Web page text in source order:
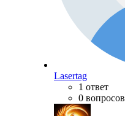
Lasertag
1 ответ
0 вопросов